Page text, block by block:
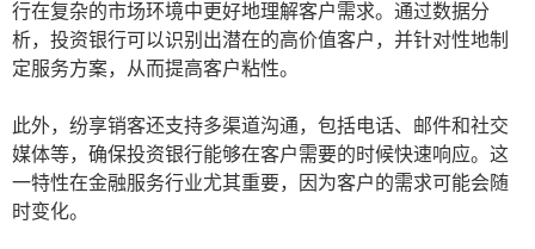
行在复杂的市场环境中更好地理解客户需求。通过数据分
析，投资银行可以识别出潜在的高价值客户，并针对性地制
定服务方案，从而提高客户粘性。
此外，纷享销客还支持多渠道沟通，包括电话、邮件和社交
媒体等，确保投资银行能够在客户需要的时候快速响应。这
一特性在金融服务行业尤其重要，因为客户的需求可能会随
时变化。